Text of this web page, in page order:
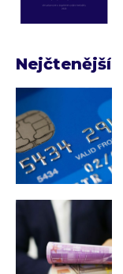
Nejčtenější